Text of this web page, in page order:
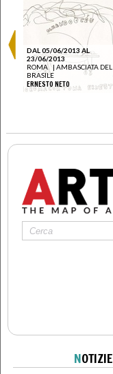
DAL 05/06/2013 AL
23/06/2013
ROMA | AMBASCIATA DEL
BRASILE
ERNESTO NETO
NOTIZIE